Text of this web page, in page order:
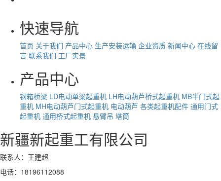
快速导航
首页 关于我们 产品中心 生产安装运输 企业资质 新闻中心 在线留
言 联系我们 工厂实景
产品中心
钢箱桥梁 LD电动单梁起重机 LH电动葫芦桥式起重机 MB半门式起
重机 MH电动葫芦门式起重机 电动葫芦 各类起重机配件 通用门式
起重机 通用桥式起重机 悬臂吊 塔筒
新疆新起重工有限公司
联系人：王建超
电话：18196112088